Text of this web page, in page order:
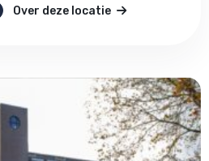
Over deze locatie